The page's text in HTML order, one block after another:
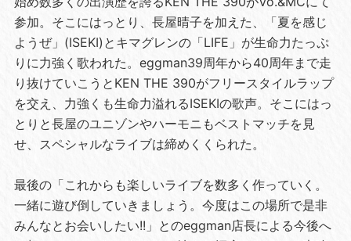
参加。そこにはっとり、長屋晴子を加えた、「夏を感じ
ようぜ」(ISEKI)とキマグレンの「LIFE」が生命力たっぷ
りに力強く歌われた。eggman39周年から40周年まで走
り抜けていこうとKEN THE 390がフリースタイルラップ
を交え、力強くも生命力溢れるISEKIの歌声。そこにはっ
とりと長屋のユニゾンやハーモニもベストマッチを見
せ、スペシャルなライブは締めくくられた。
最後の「これからも楽しいライブを数多く作っていく。
一緒に遊び倒していきましょう。今度はこの場所で是非
みんなとお会いしたい!!」とのeggman店長による今後へ